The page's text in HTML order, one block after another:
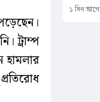
ট্রাম্প
হামলার
১ দিন আগে